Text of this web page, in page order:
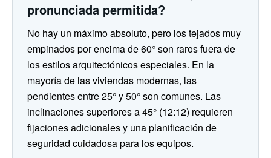
pronunciada permitida?
No hay un máximo absoluto, pero los tejados muy
empinados por encima de 60° son raros fuera de
los estilos arquitectónicos especiales. En la
mayoría de las viviendas modernas, las
pendientes entre 25° y 50° son comunes. Las
inclinaciones superiores a 45° (12:12) requieren
fijaciones adicionales y una planificación de
seguridad cuidadosa para los equipos.